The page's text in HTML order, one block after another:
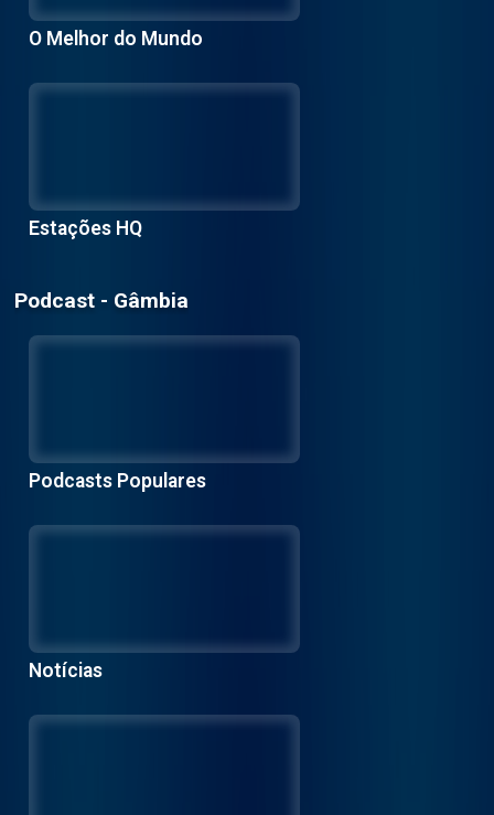
O Melhor do Mundo
Estações HQ
Podcast - Gâmbia
Podcasts Populares
Notícias